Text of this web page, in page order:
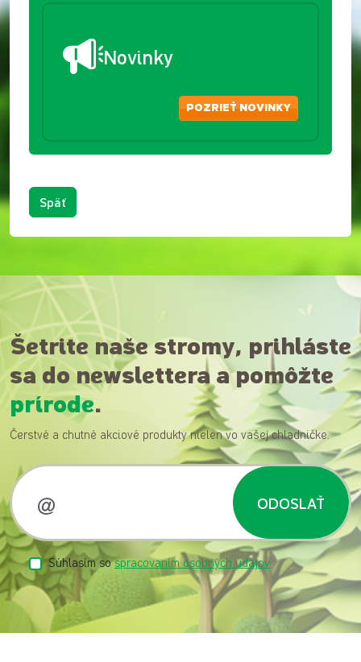
Novinky
POZRIEŤ NOVINKY
Späť
Šetrite naše stromy, prihláste
sa do newslettera a pomôžte
prírode.
Čerstvé a chutné akciové produkty nielen vo vašej chladničke.
ODOSLAŤ
Súhlasím sospracovaním osobných údajov